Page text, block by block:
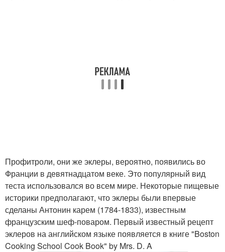
Профитроли, они же эклеры, вероятно, появились во
Франции в девятнадцатом веке. Это популярный вид
теста использовался во всем мире. Некоторые пищевые
историки предполагают, что эклеры были впервые
сделаны Антонин карем (1784-1833), известным
французским шеф-поваром. Первый известный рецепт
эклеров на английском языке появляется в книге "Boston
Cooking School Cook Book" by Mrs. D. A